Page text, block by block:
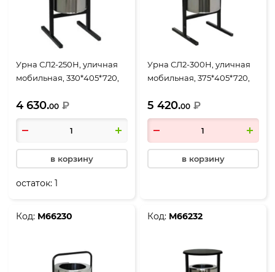
Урна СЛ2-250Н, уличная
мобильная, 330*405*720,
хромированный
4 630.00 ₽
в корзину
остаток:1
Урна СЛ2-300Н, уличная
мобильная, 375*405*720,
хромированный
5 420.00 ₽
в корзину
Код: М66230 Код: М66232